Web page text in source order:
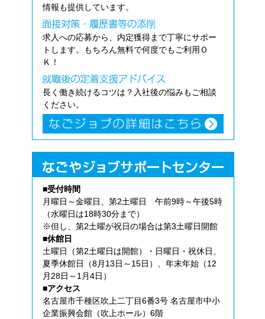
情報も提供しています。
求人への応募から、内定獲得まで丁寧にサポー
トします。もちろん無料で何度でもご利用Ｏ
Ｋ！
長く働き続けるコツは？入社後の悩みもご相談
ください。
■受付時間
月曜日～金曜日、第2土曜日 午前9時～午後5時
（水曜日は18時30分まで）
※但し、第2土曜が祝日の場合は第3土曜日開館
■休館日
土曜日（第2土曜日は開館）・日曜日・祝休日、
夏季休館日（8月13日～15日）、年末年始（12
月28日～1月4日）
■アクセス
名古屋市千種区吹上二丁目6番3号 名古屋市中小
企業振興会館（吹上ホール）6階